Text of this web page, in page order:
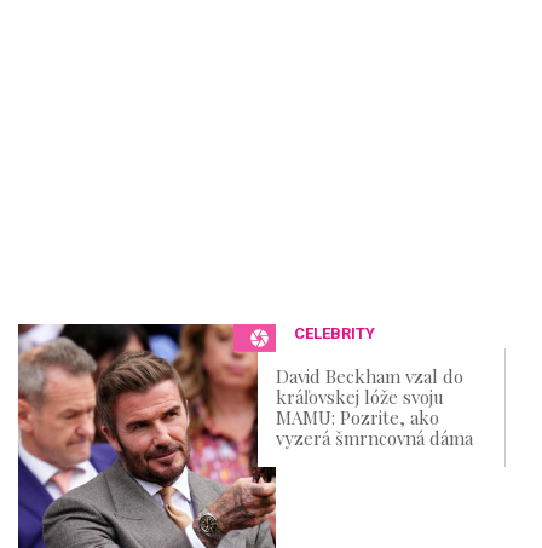
CELEBRITY
David Beckham vzal do
kráľovskej lóže svoju
MAMU: Pozrite, ako
vyzerá šmrncovná dáma